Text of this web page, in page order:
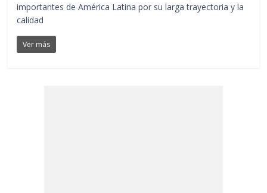
importantes de América Latina por su larga trayectoria y la
calidad
Ver más